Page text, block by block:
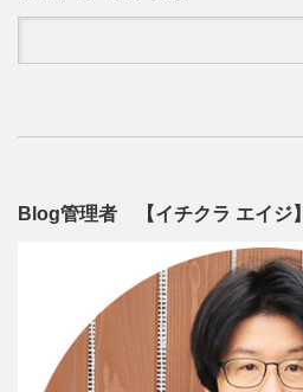
Blog管理者 【イチクラ エイジ】